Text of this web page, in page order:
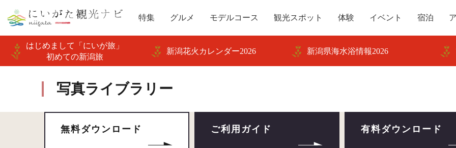
特集 グルメ モデルコース 観光スポット 体験 イベント 宿泊
はじめまして「にいが旅」
初めての新潟旅
新潟花火カレンダー2026 新潟県海水浴情報2026
写真ライブラリー
無料ダウンロード ご利用ガイド 有料ダウンロード